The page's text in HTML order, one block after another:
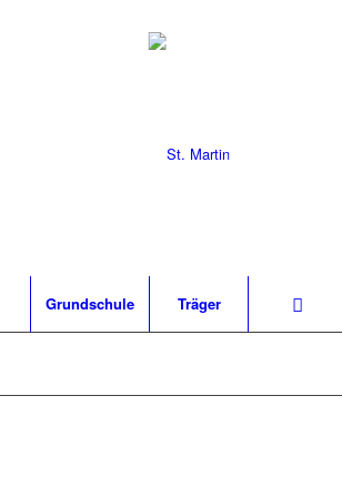
Grund­schu­le Trä­ger